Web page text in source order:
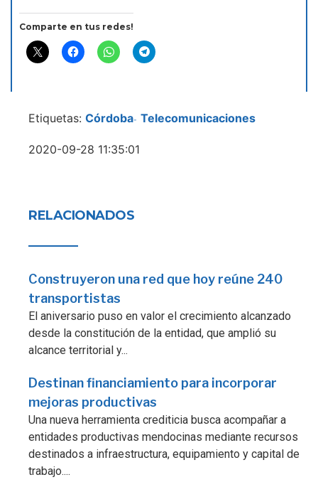
Comparte en tus redes!
Etiquetas: Córdoba- Telecomunicaciones
2020-09-28 11:35:01
RELACIONADOS
Construyeron una red que hoy reúne 240
transportistas
El aniversario puso en valor el crecimiento alcanzado
desde la constitución de la entidad, que amplió su
alcance territorial y...
Destinan financiamiento para incorporar
mejoras productivas
Una nueva herramienta crediticia busca acompañar a
entidades productivas mendocinas mediante recursos
destinados a infraestructura, equipamiento y capital de
trabajo....